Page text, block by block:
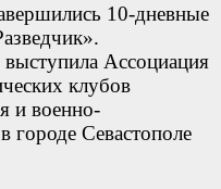
10-дневные
Ассоциация
клубов
и военно-
городе Севастополе